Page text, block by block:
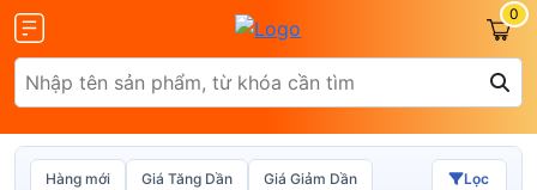
0
Hàng mới Giá Tăng Dần Giá Giảm Dần Lọc